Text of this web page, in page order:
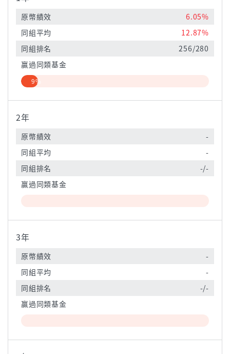
原幣績效
6.05%
同組平均
12.87%
同組排名
256/280
贏過同類基金
9%
2年
原幣績效
-
同組平均
-
同組排名
-/-
贏過同類基金
3年
原幣績效
-
同組平均
-
同組排名
-/-
贏過同類基金